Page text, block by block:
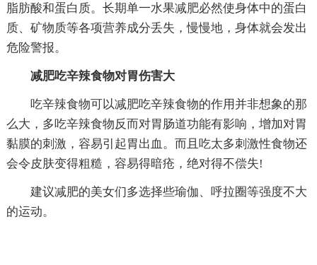
脂肪酸和蛋白质。长期单一水果减肥必然使身体中的蛋白
质、矿物质等各项营养成分丢失，慢慢地，身体就会发出
危险警报。
减肥吃辛辣食物对胃伤害大
吃辛辣食物可以减肥吃辛辣食物的作用并非想象的那
么大，多吃辛辣食物反而对胃肠道功能有影响，增加对胃
黏膜的刺激，容易引起胃出血。而且吃太多刺激性食物还
会令皮肤变得粗糙，容易得暗疮，绝对得不偿失!
建议减肥的美女们多选择些瑜伽、呼拉圈等强度不大
的运动。